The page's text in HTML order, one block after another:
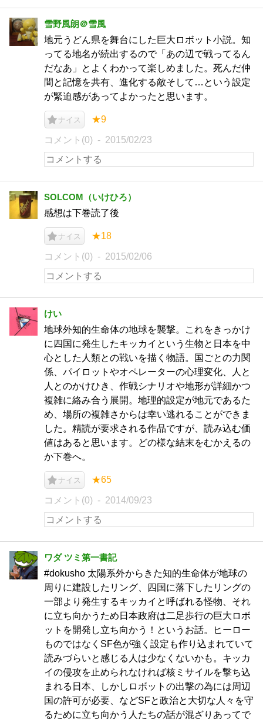
雪野風朗＠雪風
地元うどん県を舞台にした巨大ロボット小説。知
ってる地名が続出するので「あの辺で戦ってるん
だなあ」とよくわかって楽しめました。死んだ仲
間と記憶を共有、進化する敵そして…という設定
が緊迫感があってよかったと思います。
ナイス ★9
コメント(0) 2015/02/23
SOLCOM（いけひろ）
感想は下巻読了後
ナイス ★18
コメント(0) 2015/02/06
けい
地球外知的生命体の地球を襲撃。これをきっかけ
に四国に発生したキッカイという生物と日本を中
心とした人類との戦いを描く物語。国ごとの力関
係、パイロットやオペレーターの心理変化、人と
人とのかけひき、作戦シナリオや地形が詳細かつ
複雑に絡み合う展開。地理的設定が地元であるた
め、場所の複雑さからは幸い逃れることができま
した。精読が要求される作品ですが、読み込む価
値はあると思います。どの様な結末をむかえるの
か下巻へ。
ナイス ★65
コメント(0) 2014/09/23
ワダ ツミ第一書記
#dokusho 太陽系外からきた知的生命体が地球の
周りに建設したリング、四国に落下したリングの
一部より発生するキッカイと呼ばれる怪物、それ
に立ち向かうため日本政府は二足歩行の巨大ロボ
ットを開発し立ち向かう！というお話。ヒーロー
ものではなくSF色が強く設定も作り込まれていて
読みづらいと感じる人は少なくないかも。キッカ
イの侵攻を止められなければ核ミサイルを撃ち込
まれる日本、しかしロボットの出撃の為には周辺
国の許可が必要、などSFと政治と大切な人々を守
るために立ち向かう人たちの話が混ざりあってで